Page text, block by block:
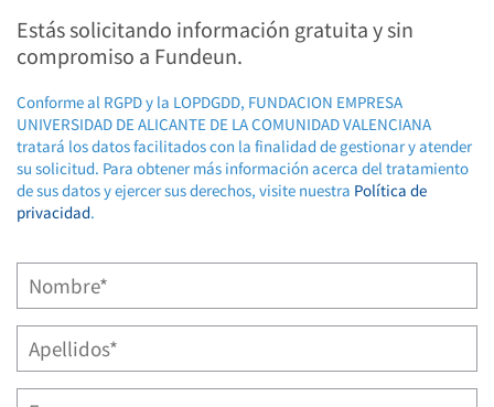
Estás solicitando información gratuita y sin
compromiso a Fundeun.
Conforme al RGPD y la LOPDGDD, FUNDACION EMPRESA
UNIVERSIDAD DE ALICANTE DE LA COMUNIDAD VALENCIANA
tratará los datos facilitados con la finalidad de gestionar y atender
su solicitud. Para obtener más información acerca del tratamiento
de sus datos y ejercer sus derechos, visite nuestra Política de
privacidad.